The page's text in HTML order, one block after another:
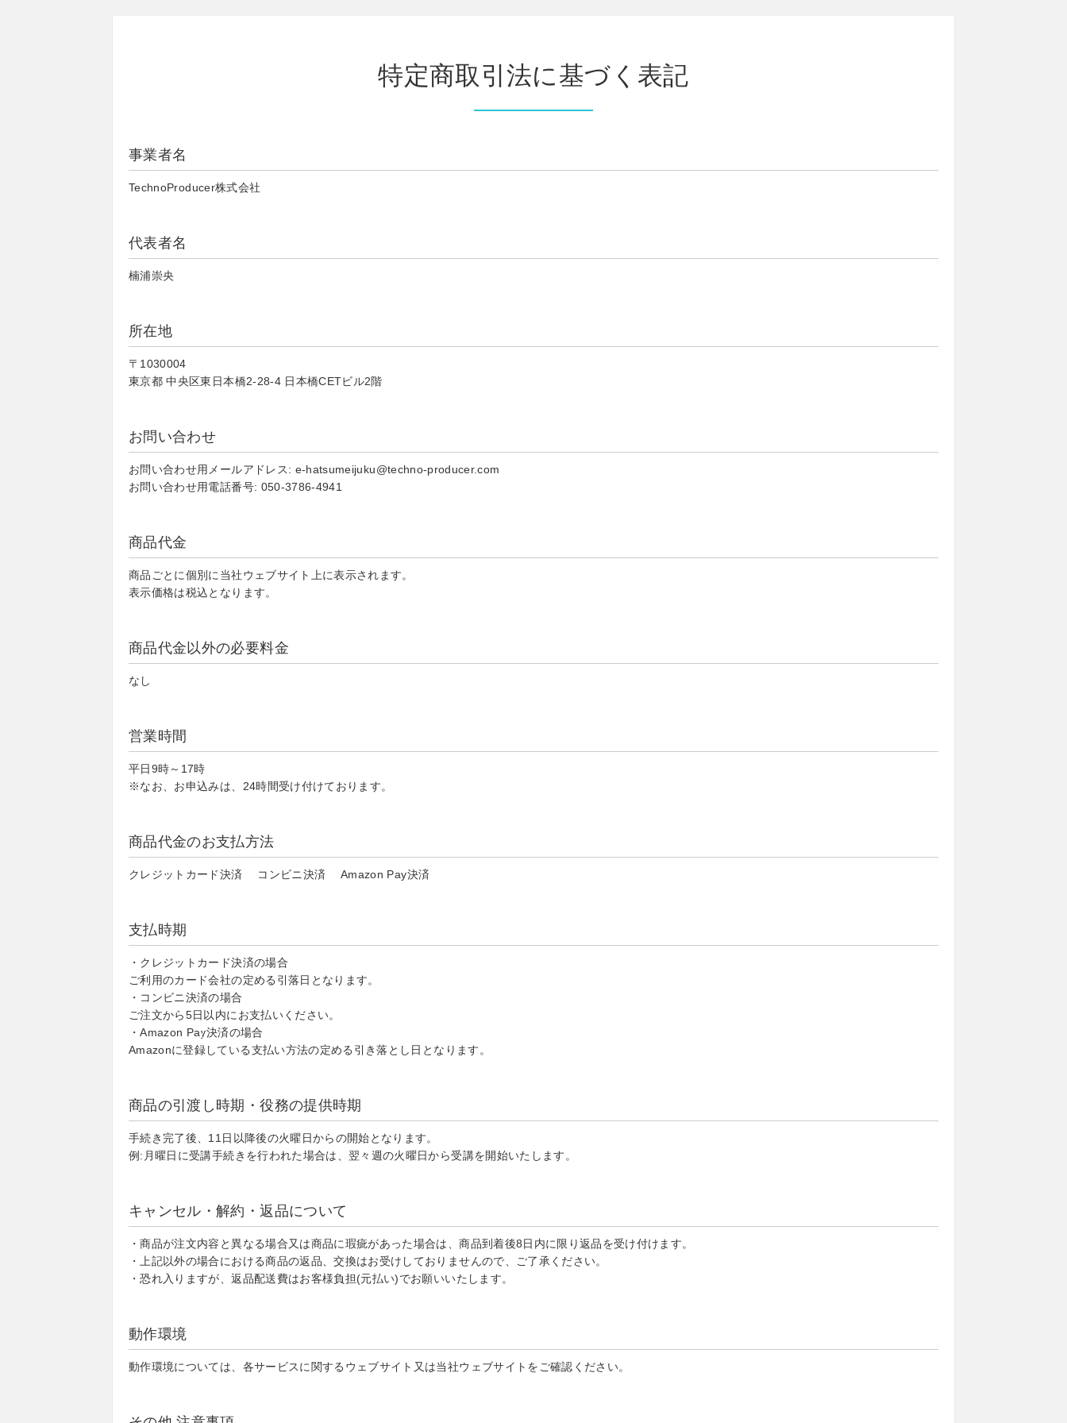
特定商取引法に基づく表記
事業者名
TechnoProducer株式会社
代表者名
楠浦崇央
所在地
〒1030004
東京都 中央区東日本橋2-28-4 日本橋CETビル2階
お問い合わせ
お問い合わせ用メールアドレス: e-hatsumeijuku@techno-producer.com
お問い合わせ用電話番号: 050-3786-4941
商品代金
商品ごとに個別に当社ウェブサイト上に表示されます。
表示価格は税込となります。
商品代金以外の必要料金
なし
営業時間
平日9時～17時
※なお、お申込みは、24時間受け付けております。
商品代金のお支払方法
クレジットカード決済 コンビニ決済 Amazon Pay決済
支払時期
・クレジットカード決済の場合
ご利用のカード会社の定める引落日となります。
・コンビニ決済の場合
ご注文から5日以内にお支払いください。
・Amazon Pay決済の場合
Amazonに登録している支払い方法の定める引き落とし日となります。
商品の引渡し時期・役務の提供時期
手続き完了後、11日以降後の火曜日からの開始となります。
例:月曜日に受講手続きを行われた場合は、翌々週の火曜日から受講を開始いたします。
キャンセル・解約・返品について
・商品が注文内容と異なる場合又は商品に瑕疵があった場合は、商品到着後8日内に限り返品を受け付けます。
・上記以外の場合における商品の返品、交換はお受けしておりませんので、ご了承ください。
・恐れ入りますが、返品配送費はお客様負担(元払い)でお願いいたします。
動作環境
動作環境については、各サービスに関するウェブサイト又は当社ウェブサイトをご確認ください。